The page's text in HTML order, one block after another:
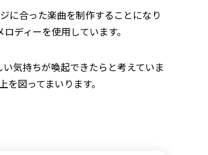
に合った楽曲を制作することになり
ディーを使用しています。
気持ちが喚起できたらと考えていま
図ってまいります。